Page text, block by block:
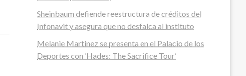
Sheinbaum defiende reestructura de créditos del
Infonavit y asegura que no desfalca al instituto
Melanie Martinez se presenta en el Palacio de los
Deportes con ‘Hades: The Sacrifice Tour’